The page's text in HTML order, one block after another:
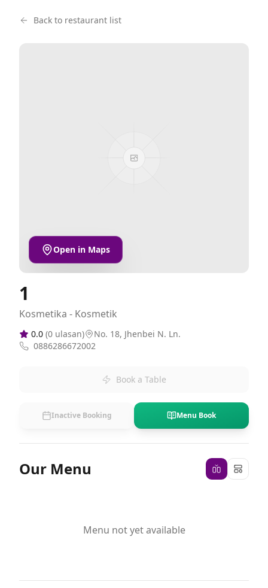
Back to restaurant list
Open in Maps
1
Kosmetika - Kosmetik
0.0 (0 ulasan)
No. 18, Jhenbei N. Ln.
0886286672002
Book a Table
Inactive Booking Menu Book
Our Menu
Menu not yet available